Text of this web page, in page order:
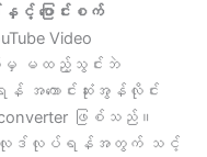
နှင့် ပြောင်းစက်
Video
မှ မထည့်သွင်းဘဲ
န် အကောင်းဆုံးအွန်လိုင်း
ဖြစ်သည်။
ေါင်းလုဒ်လုပ်ရန်အတွက် သင့်